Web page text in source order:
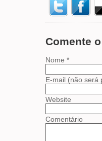
Comente
Nome *
E-mail (não será
Website
Comentário